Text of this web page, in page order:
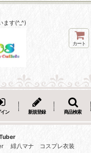
ます(^_^)
カート
ン 新規登録 商品検索
緋八マナ コスプレ衣装